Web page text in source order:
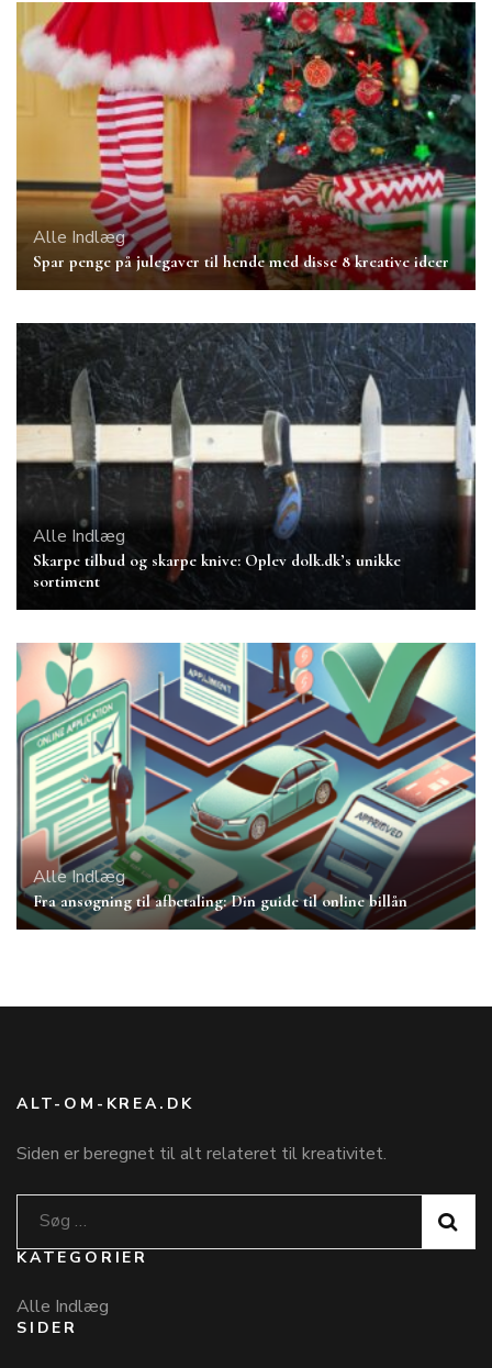
Alle Indlæg
Spar penge på julegaver til hende med disse 8 kreative ideer
Alle Indlæg
Skarpe tilbud og skarpe knive: Oplev dolk.dk’s unikke
sortiment
Alle Indlæg
Fra ansøgning til afbetaling: Din guide til online billån
ALT-OM-KREA.DK
Siden er beregnet til alt relateret til kreativitet.
Søg
efter:
KATEGORIER
Alle Indlæg
SIDER